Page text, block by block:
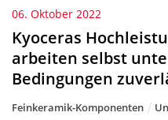
06. Oktober 2022
Kyoceras
arbeiten selbst
Bedingungen
Feinkeramik-Komponenten